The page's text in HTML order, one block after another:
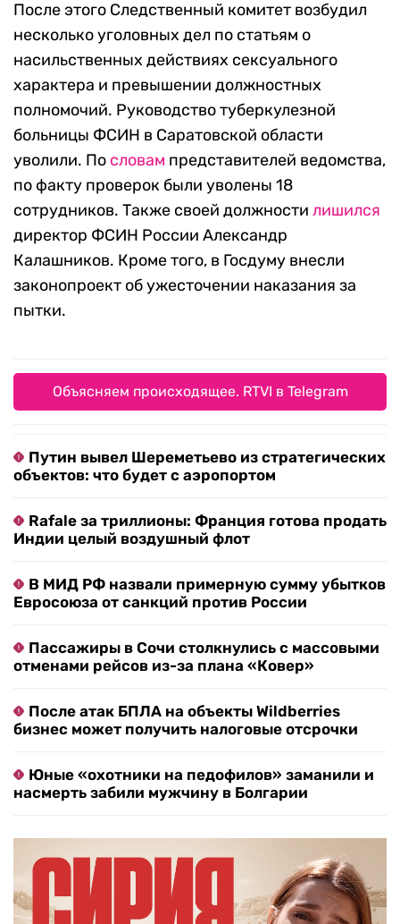
После этого Следственный комитет возбудил
несколько уголовных дел по статьям о
насильственных действиях сексуального
характера и превышении должностных
полномочий. Руководство туберкулезной
больницы ФСИН в Саратовской области
уволили. По словам представителей ведомства,
по факту проверок были уволены 18
сотрудников. Также своей должности лишился
директор ФСИН России Александр
Калашников. Кроме того, в Госдуму внесли
законопроект об ужесточении наказания за
пытки.
Объясняем происходящее. RTVI в Telegram
Путин вывел Шереметьево из стратегических
объектов: что будет с аэропортом
Rafale за триллионы: Франция готова продать
Индии целый воздушный флот
В МИД РФ назвали примерную сумму убытков
Евросоюза от санкций против России
Пассажиры в Сочи столкнулись с массовыми
отменами рейсов из-за плана «Ковер»
После атак БПЛА на объекты Wildberries
бизнес может получить налоговые отсрочки
Юные «охотники на педофилов» заманили и
насмерть забили мужчину в Болгарии